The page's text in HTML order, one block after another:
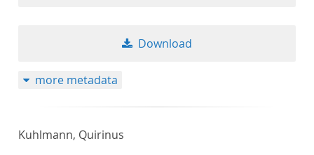
Download
more metadata
Kuhlmann, Quirinus